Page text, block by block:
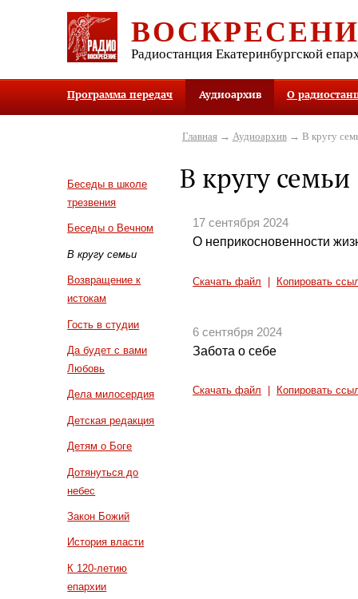
Радиостанция Екатеринбургской
Программа передач Аудиоархив О
Беседы в школе
трезвения
Беседы о Вечном
В кругу семьи
Возвращение к
истокам
Гость в студии
Да будет с вами
Любовь
Дела милосердия
Детская редакция
Детям о Боге
Дотянуться до
небес
Закон Божий
История власти
К 120-летию
епархии
Главная→ Аудиоархив→ В кругу
В кругу семьи
17 сентября 2024
О неприкосновенности
Скачать файл Копировать
6 сентября 2024
Забота о себе
Скачать файл Копировать